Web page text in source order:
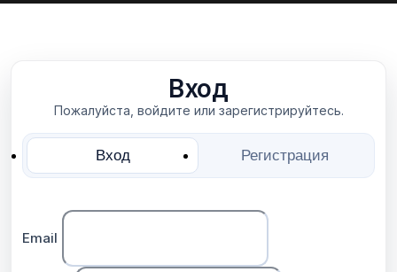
Вход
Пожалуйста, войдите или зарегистрируйтесь.
Вход Регистрация
Email